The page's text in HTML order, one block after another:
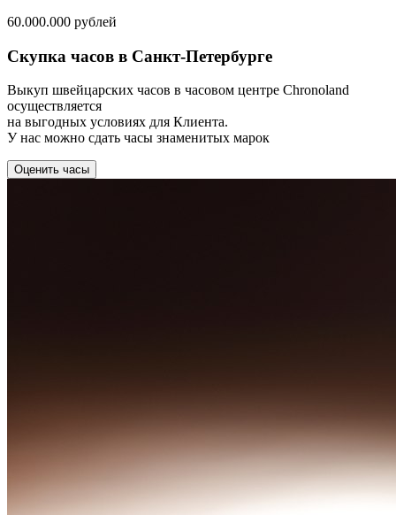
60.000.000 рублей
Скупка часов в Санкт-Петербурге
Выкуп швейцарских часов в часовом центре Chronoland
осуществляется
на выгодных условиях для Клиента.
У нас можно сдать часы знаменитых марок
Оценить часы